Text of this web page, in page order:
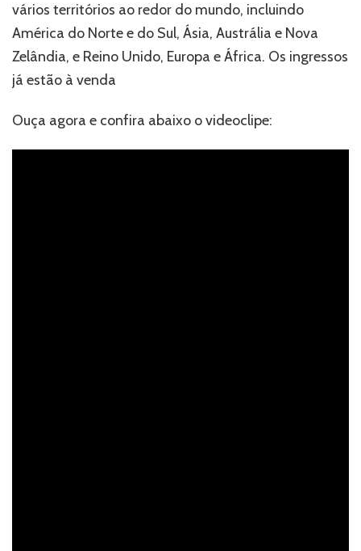
vários territórios ao redor do mundo, incluindo
América do Norte e do Sul, Ásia, Austrália e Nova
Zelândia, e Reino Unido, Europa e África. Os ingressos
já estão à venda
Ouça agora e confira abaixo o videoclipe: